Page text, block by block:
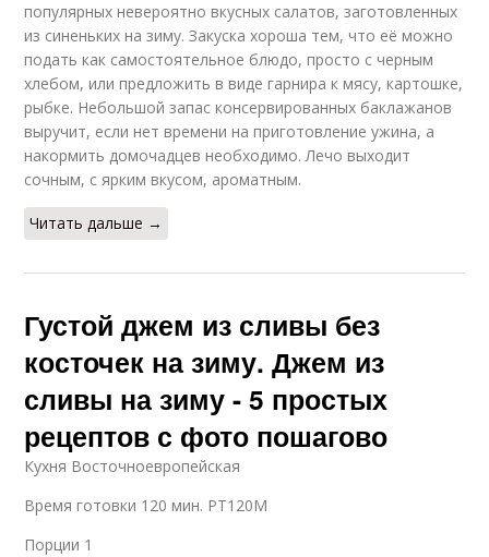
популярных невероятно вкусных салатов, заготовленных
из синеньких на зиму. Закуска хороша тем, что её можно
подать как самостоятельное блюдо, просто с черным
хлебом, или предложить в виде гарнира к мясу, картошке,
рыбке. Небольшой запас консервированных баклажанов
выручит, если нет времени на приготовление ужина, а
накормить домочадцев необходимо. Лечо выходит
сочным, с ярким вкусом, ароматным.
Читать дальше →
Густой джем из сливы без
косточек на зиму. Джем из
сливы на зиму - 5 простых
рецептов с фото пошагово
Кухня Восточноевропейская
Время готовки 120 мин. PT120M
Порции 1